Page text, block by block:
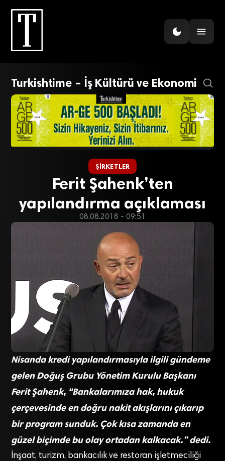
Turkishtime – İş Kültürü ve Ekonomi
ŞIRKETLER
Ferit Şahenk’ten
yapılandırma açıklaması
08.08.2018 - 09:51
Nisanda kredi yapılandırmasıyla ilgili gündeme
gelen Doğuş Grubu Yönetim Kurulu Başkanı
Ferit Şahenk, “Bankalarımıza hak, hukuk
çerçevesinde en doğru nakit akışlarını çıkarıp
bir program sunduk. Çok kısa zamanda en
güzel biçimde bu olay ortadan kalkacak.” dedi.
İnşaat, turizm, bankacılık ve restoran işletmeciliği